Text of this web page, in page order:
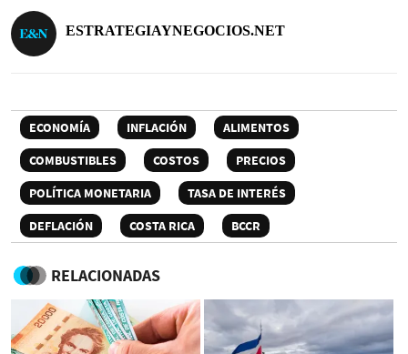
ESTRATEGIAYNEGOCIOS.NET
ECONOMÍA INFLACIÓN
ALIMENTOS
COMBUSTIBLES
COSTOS
PRECIOS
POLÍTICA MONETARIA
TASA DE INTERÉS
DEFLACIÓN
COSTA RICA BCCR
RELACIONADAS